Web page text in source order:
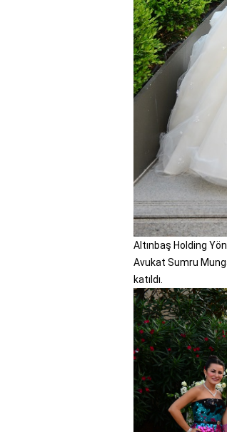
Altınbaş Holding
Avukat Sumru
katıldı.